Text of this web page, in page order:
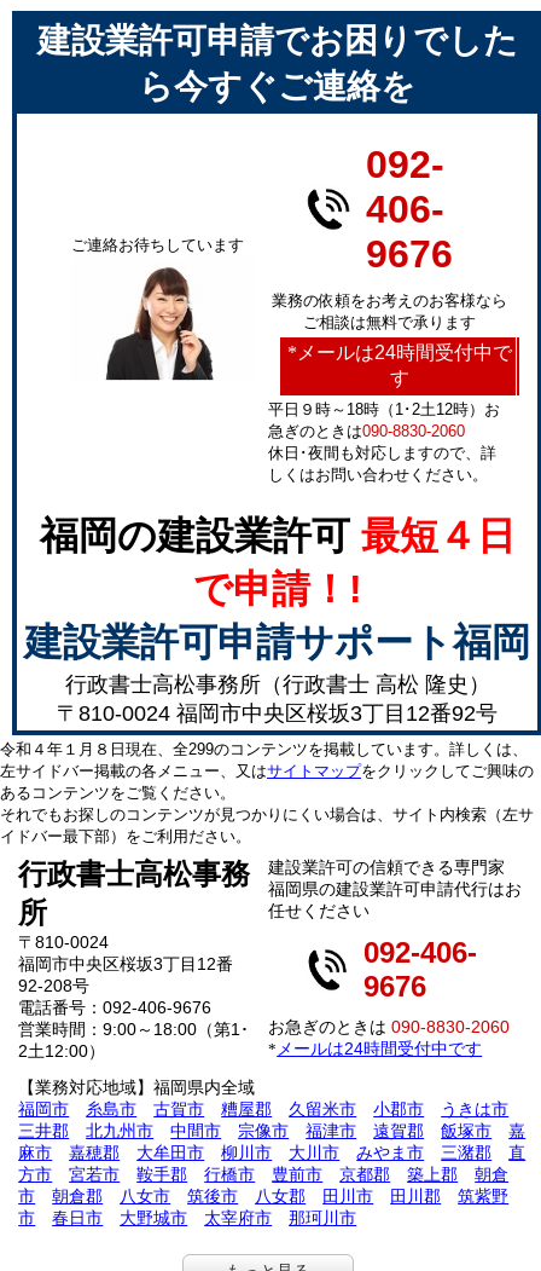
建設業許可申請でお困りでした
ら今すぐご連絡を
ご連絡お待ちしています
092-
406-
9676
業務の依頼をお考えのお客様なら
ご相談は無料で承ります
* メールは24時間受付中で
す
平日９時～18時（1･2土12時）お
急ぎのときは090-8830-2060
休日･夜間も対応しますので、詳
しくはお問い合わせください。
福岡の建設業許可 最短４日
で申請！!
建設業許可申請サポート福岡
行政書士高松事務所（行政書士 高松 隆史）
〒810-0024 福岡市中央区桜坂3丁目12番92号
令和４年１月８日現在、全299のコンテンツを掲載しています。詳しくは、
左サイドバー掲載の各メニュー、又はサイトマップをクリックしてご興味の
あるコンテンツをご覧ください。
それでもお探しのコンテンツが見つかりにくい場合は、サイト内検索（左サ
イドバー最下部）をご利用ださい。
行政書士高松事務
所
〒810-0024
福岡市中央区桜坂3丁目12番
92-208号
電話番号：092-406-9676
営業時間：9:00～18:00（第1･
2土12:00）
建設業許可の信頼できる専門家
福岡県の建設業許可申請代行はお
任せください
092-406-
9676
お急ぎのときは090-8830-2060
* メールは24時間受付中です
【業務対応地域】福岡県内全域
福岡市
糸島市 古賀市 糟屋郡 久留米市 小郡市
うきは市
三井郡
北九州市 中間市 宗像市 福津市 遠賀郡 飯塚市
嘉
麻市
嘉穂郡 大牟田市 柳川市 大川市 みやま市 三潴郡
直
方市
宮若市 鞍手郡 行橋市 豊前市 京都郡 築上郡
朝倉
市
朝倉郡 八女市 筑後市 八女郡 田川市 田川郡
筑紫野
市
春日市 大野城市 太宰府市 那珂川市